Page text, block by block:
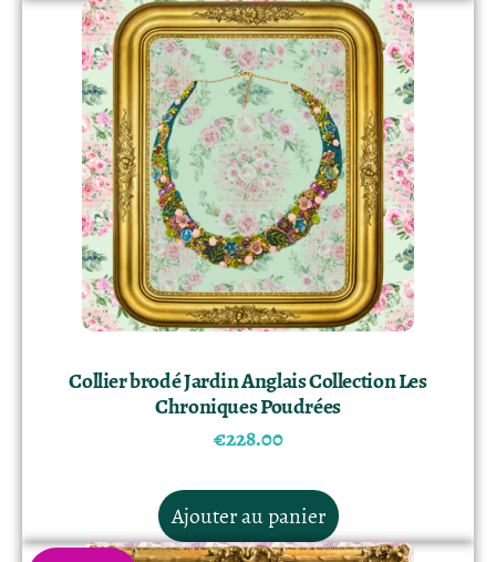
Collier brodé Jardin Anglais Collection Les
Chroniques Poudrées
€228.00
Ajouter au panier